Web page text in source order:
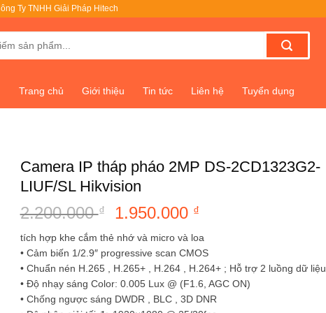
Ty TNHH Giải Pháp Hitech
Trang chủ Giới thiệu Tin tức Liên hệ Tuyển dụng
Camera IP tháp pháo 2MP DS-2CD1323G2-
LIUF/SL Hikvision
2.200.000₫
Giá
gốc
là:
2.200.000 ₫.
1.950.000 ₫
tại
là:
1.950.000 ₫.
tích hợp khe cắm thẻ nhớ và micro và loa
• Cảm biến 1/2.9″ progressive scan CMOS
• Chuẩn nén H.265 , H.265+ , H.264 , H.264+ ; Hỗ trợ 2 luồng dữ liệu
• Độ nhạy sáng Color: 0.005 Lux @ (F1.6, AGC ON)
• Chống ngược sáng DWDR , BLC , 3D DNR